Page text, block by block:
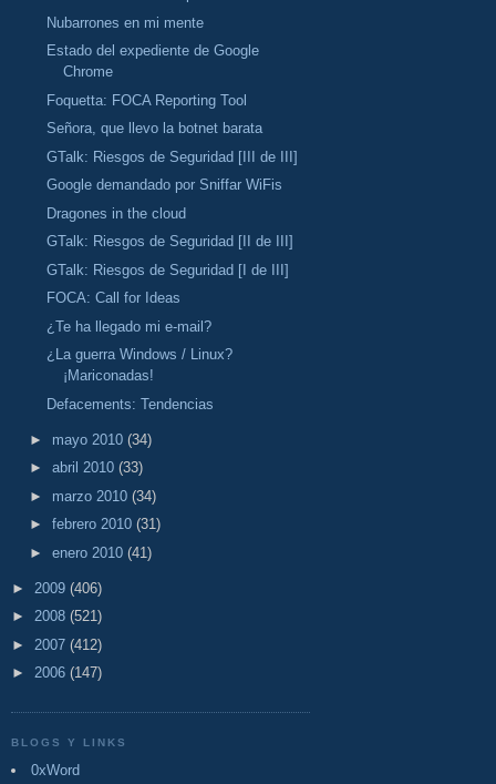
Nubarrones en mi mente
Estado del expediente de Google
Chrome
Foquetta: FOCA Reporting Tool
Señora, que llevo la botnet barata
GTalk: Riesgos de Seguridad [III de III]
Google demandado por Sniffar WiFis
Dragones in the cloud
GTalk: Riesgos de Seguridad [II de III]
GTalk: Riesgos de Seguridad [I de III]
FOCA: Call for Ideas
¿Te ha llegado mi e-mail?
¿La guerra Windows / Linux?
¡Mariconadas!
Defacements: Tendencias
► mayo 2010 (34)
► abril 2010 (33)
► marzo 2010 (34)
► febrero 2010 (31)
► enero 2010 (41)
► 2009 (406)
► 2008 (521)
► 2007 (412)
► 2006 (147)
BLOGS Y LINKS
0xWord